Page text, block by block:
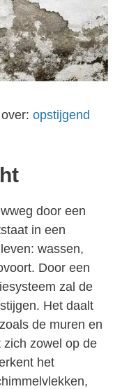
opstijgend
door een
in een
wassen,
Door een
zal de
Het daalt
de muren en
zich zowel op de
het